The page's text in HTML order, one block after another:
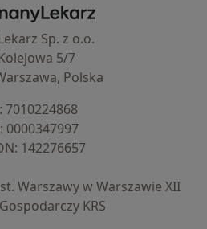
ZnanyLekarz - Strona główna
Sp. z o.o.
5/7
Polska
⁠7010224868
⁠0000347997
⁠142276657
Warszawy w Warszawie XII
KRS